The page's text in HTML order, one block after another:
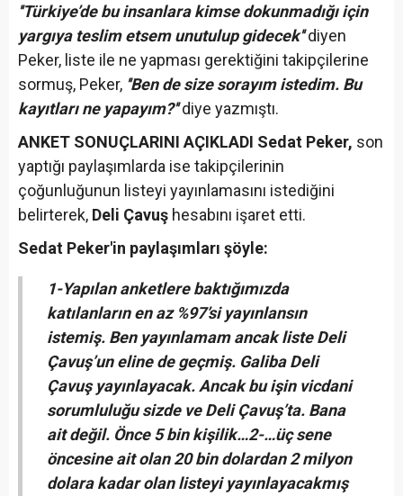
''Türkiye’de bu insanlara kimse dokunmadığı için
yargıya teslim etsem unutulup gidecek''diyen
Peker, liste ile ne yapması gerektiğini takipçilerine
sormuş, Peker, ''Ben de size sorayım istedim. Bu
kayıtları ne yapayım?''diye yazmıştı.
ANKET SONUÇLARINI AÇIKLADI Sedat Peker, son
yaptığı paylaşımlarda ise takipçilerinin
çoğunluğunun listeyi yayınlamasını istediğini
belirterek, Deli Çavuş hesabını işaret etti.
Sedat Peker'in paylaşımları şöyle:
1-Yapılan anketlere baktığımızda
katılanların en az %97’si yayınlansın
istemiş. Ben yayınlamam ancak liste Deli
Çavuş’un eline de geçmiş. Galiba Deli
Çavuş yayınlayacak. Ancak bu işin vicdani
sorumluluğu sizde ve Deli Çavuş’ta. Bana
ait değil. Önce 5 bin kişilik…2-…üç sene
öncesine ait olan 20 bin dolardan 2 milyon
dolara kadar olan listeyi yayınlayacakmış